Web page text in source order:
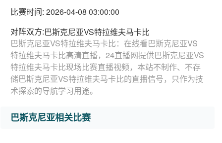
比赛时间: 2026-04-08 03:00:00
对阵双方:巴斯克尼亚VS特拉维夫马卡比
巴斯克尼亚VS特拉维夫马卡比：在线看巴斯克尼亚VS
特拉维夫马卡比高清直播，24直播网提供巴斯克尼亚VS
特拉维夫马卡比现场比赛直播视频，本站不制作、不存
储巴斯克尼亚VS特拉维夫马卡比的直播信号，只作为技
术探索的导航学习用途。
巴斯克尼亚相关比赛